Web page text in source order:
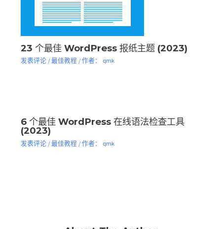
23 个最佳 WordPress 报纸主题 (2023)
发表评论 /最佳教程 / 作者： qmk
6 个最佳 WordPress 在线语法检查工具
(2023)
发表评论 /最佳教程 / 作者： qmk